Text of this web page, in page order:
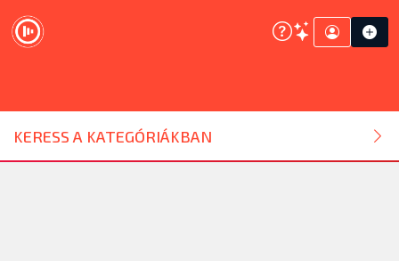
KERESS A KATEGÓRIÁKBAN
DJ ESZKÖZ
HANGTECHNIKA